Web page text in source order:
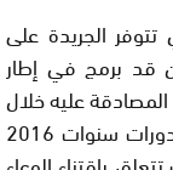
الجريدة على
قد برمج في إطار
المصادقة عليه خلال
عدد من دورات المجلس الجماعي، من بينها دورات سنوات 2016